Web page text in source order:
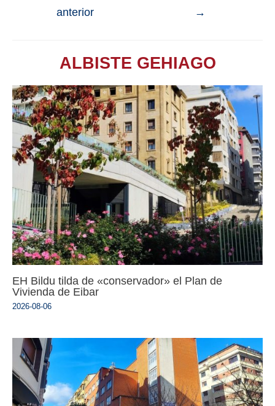
anterior
→
ALBISTE GEHIAGO
EH Bildu tilda de «conservador» el Plan de
Vivienda de Eibar
2026-08-06